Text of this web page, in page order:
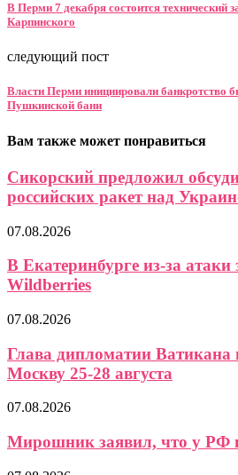
В Перми 7 декабря состоится технический
Карпинского
следующий пост
Власти Перми инициировали банкротство
Пушкинской бани
Вам также может понравиться
Сикорский предложил
российских ракет над
07.08.2026
В Екатеринбурге из-за атаки
Wildberries
07.08.2026
Глава дипломатии Ватикана
Москву 25-28 августа
07.08.2026
Мирошник заявил, что у РФ